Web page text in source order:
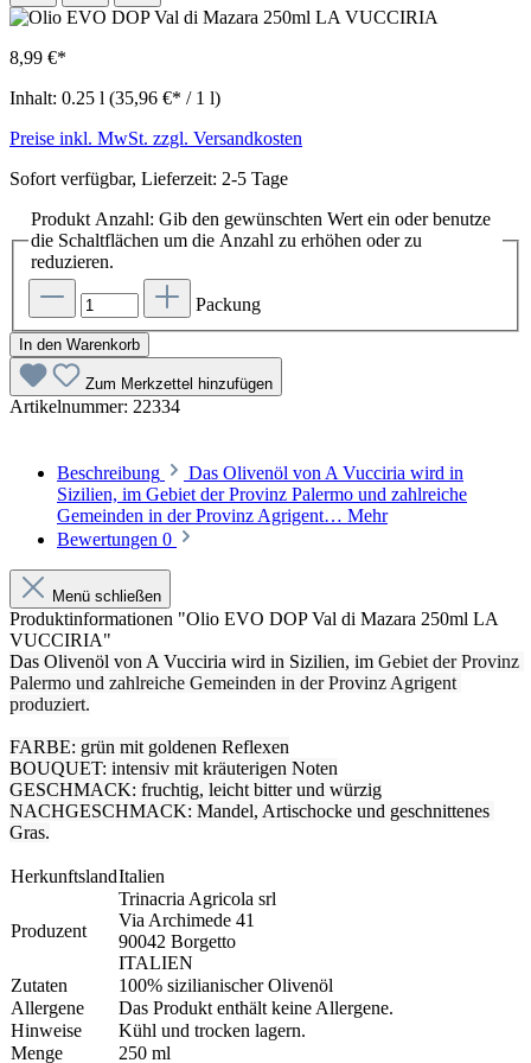
8,99 €*
Inhalt: 0.25 l (35,96 €* / 1 l)
Preise inkl. MwSt. zzgl. Versandkosten
Sofort verfügbar, Lieferzeit: 2-5 Tage
Produkt Anzahl: Gib den gewünschten Wert ein oder benutze
die Schaltflächen um die Anzahl zu erhöhen oder zu
reduzieren.
Packung
In den Warenkorb
Zum Merkzettel hinzufügen
Artikelnummer: 22334
Beschreibung
Das Olivenöl von A Vucciria wird in
Sizilien, im Gebiet der Provinz Palermo und zahlreiche
Gemeinden in der Provinz Agrigent… Mehr
Bewertungen 0
Menü schließen
Produktinformationen "Olio EVO DOP Val di Mazara 250ml LA
VUCCIRIA"
Das Olivenöl von A Vucciria wird in Sizilien, im Gebiet der Provinz
Palermo und zahlreiche Gemeinden in der Provinz Agrigent
produziert.
FARBE: grün mit goldenen Reflexen
BOUQUET: intensiv mit kräuterigen Noten
GESCHMACK: fruchtig, leicht bitter und würzig
NACHGESCHMACK: Mandel, Artischocke und geschnittenes
Gras.
HerkunftslandItalien
Produzent
Trinacria Agricola srl
Via Archimede 41
90042 Borgetto
ITALIEN
Zutaten
100% sizilianischer Olivenöl
Allergene
Das Produkt enthält keine Allergene.
Hinweise
Kühl und trocken lagern.
Menge
250 ml